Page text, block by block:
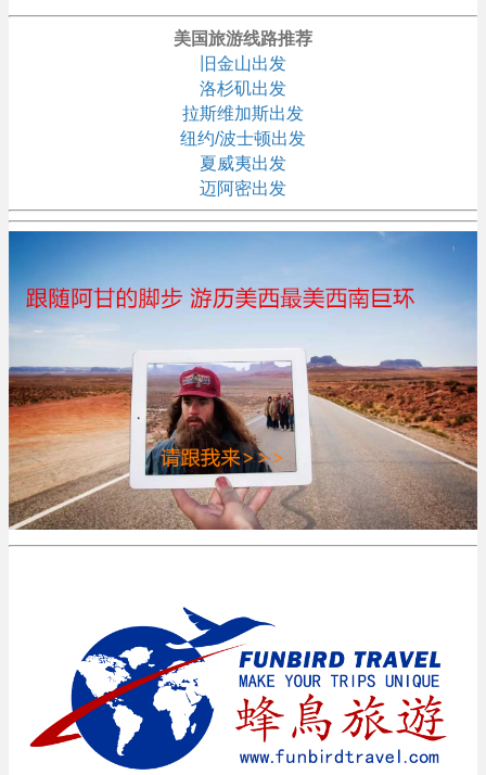
美国旅游线路推荐
旧金山出发
洛杉矶出发
拉斯维加斯出发
纽约/波士顿出发
夏威夷出发
迈阿密出发